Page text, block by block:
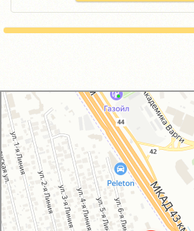
GM-City&VAG-Repair
Автосервис, автотехцентр в Москве
Магазин автозапчастей и автотоваров в Москве